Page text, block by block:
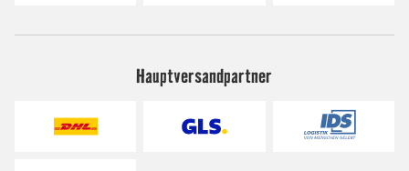
Hauptversandpartner